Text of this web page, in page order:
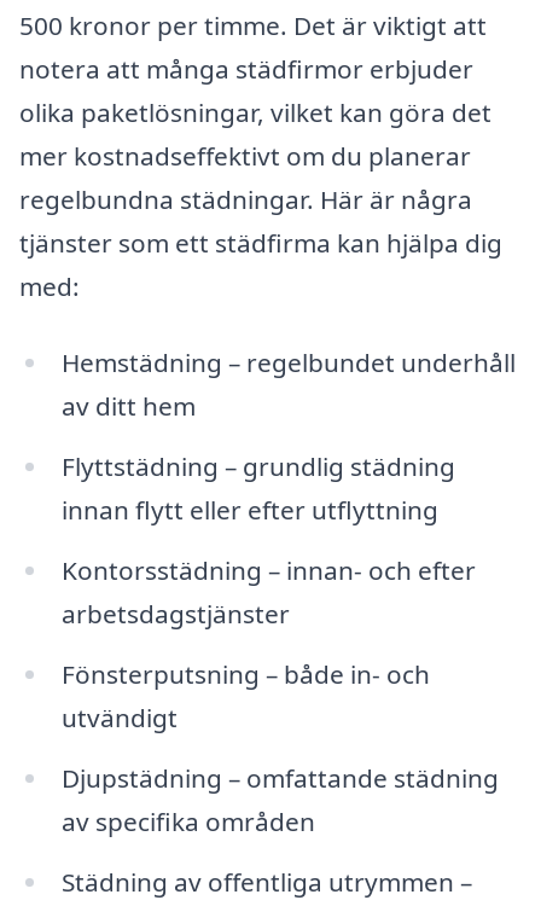
500 kronor per timme. Det är viktigt att
notera att många städfirmor erbjuder
olika paketlösningar, vilket kan göra det
mer kostnadseffektivt om du planerar
regelbundna städningar. Här är några
tjänster som ett städfirma kan hjälpa dig
med:
Hemstädning – regelbundet underhåll
av ditt hem
Flyttstädning – grundlig städning
innan flytt eller efter utflyttning
Kontorsstädning – innan- och efter
arbetsdagstjänster
Fönsterputsning – både in- och
utvändigt
Djupstädning – omfattande städning
av specifika områden
Städning av offentliga utrymmen –